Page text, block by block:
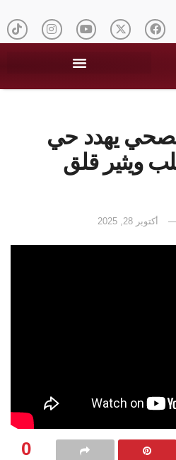
يهدد حي
ويثير قلق
أكتوبر 28, 2025
0